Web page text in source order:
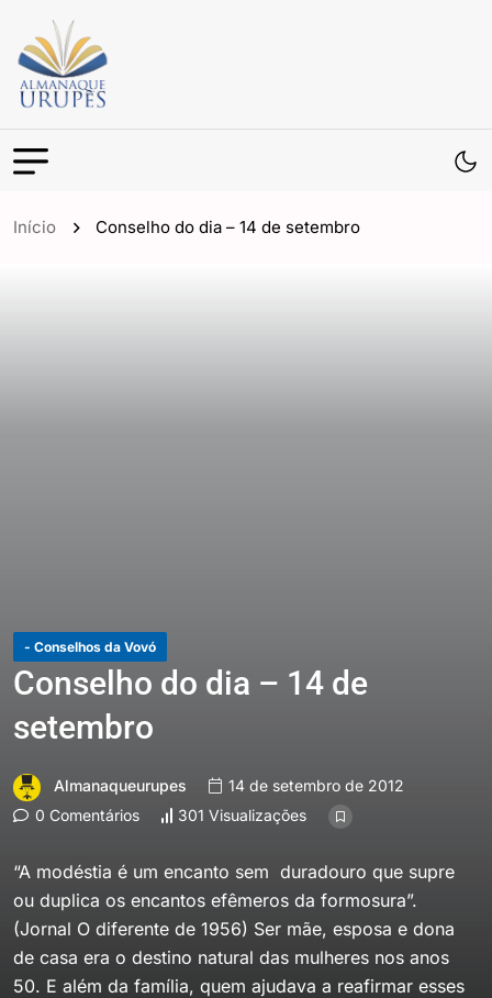
Início Conselho do dia – 14 de setembro
- Conselhos da Vovó
Conselho do dia – 14 de
setembro
Almanaqueurupes
14 de setembro de 2012
0 Comentários
301 Visualizações
“A modéstia é um encanto sem duradouro que supre
ou duplica os encantos efêmeros da formosura”.
(Jornal O diferente de 1956) Ser mãe, esposa e dona
de casa era o destino natural das mulheres nos anos
50. E além da família, quem ajudava a reafirmar esses